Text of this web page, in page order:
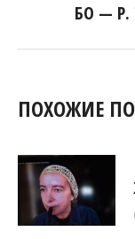
БО — Р.
ПОХОЖИЕ